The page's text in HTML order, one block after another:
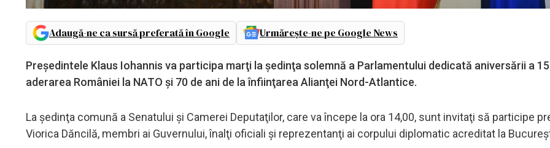
Adaugă-ne ca sursă preferată în Google Urmărește-ne pe Google News
Preşedintele Klaus Iohannis va participa marţi la şedinţa solemnă a Parlamentului dedicată aniversării a
aderarea României la NATO şi 70 de ani de la înfiinţarea Alianţei Nord-Atlantice.
La şedinţa comună a Senatului şi Camerei Deputaţilor, care va începe la ora 14,00, sunt invitaţi să participe
Viorica Dăncilă, membri ai Guvernului, înalţi oficiali şi reprezentanţi ai corpului diplomatic acreditat la